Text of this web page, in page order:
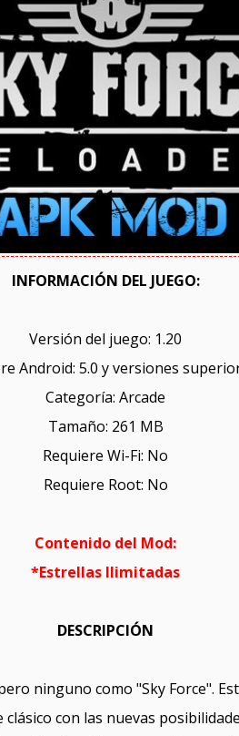
INFORMACIÓN DEL JUEGO:
Versión del juego: 1.20
Android: 5.0 y versiones
Categoría: Arcade
Tamaño: 261 MB
Requiere Wi-Fi: No
Requiere Root: No
Contenido del Mod:
*Estrellas Ilimitadas
DESCRIPCIÓN
ninguno como "Sky Force".
con las nuevas